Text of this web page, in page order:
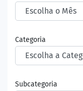
Categoria
Subcategoria